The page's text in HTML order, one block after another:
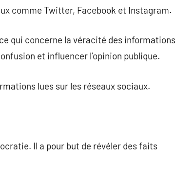
comme Twitter, Facebook et Instagram.
qui concerne la véracité des informations
et influencer l’opinion publique.
lues sur les réseaux sociaux.
Il a pour but de révéler des faits